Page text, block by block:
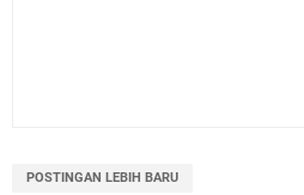
POSTINGAN LEBIH BARU